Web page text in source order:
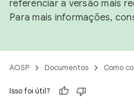
referenciar a versão mais
Para mais informações,
AOSP Documentos Como
Isso foi útil?